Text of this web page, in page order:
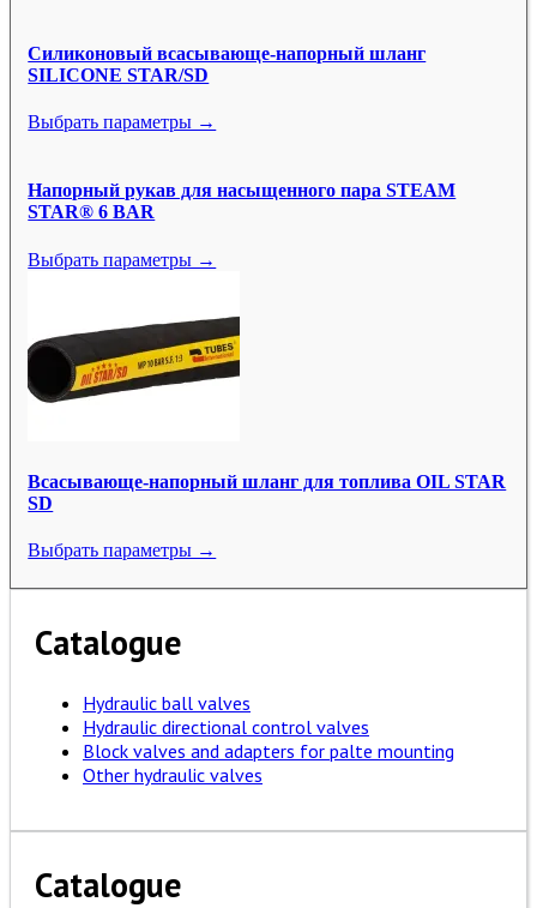
Силиконовый всасывающе-напорный шланг
SILICONE STAR/SD
Выбрать параметры →
Напорный рукав для насыщенного пара STEAM
STAR® 6 BAR
Выбрать параметры →
Всасывающе-напорный шланг для топлива OIL STAR
SD
Выбрать параметры →
Catalogue
Hydraulic ball valves
Hydraulic directional control valves
Block valves and adapters for palte mounting
Other hydraulic valves
Catalogue